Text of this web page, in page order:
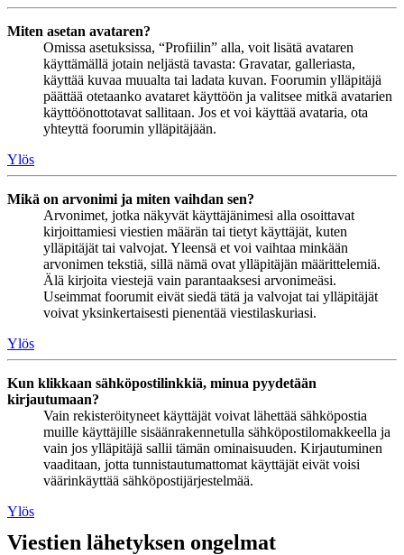
Miten asetan avataren?
Omissa asetuksissa, “Profiilin” alla, voit lisätä avataren
käyttämällä jotain neljästä tavasta: Gravatar, galleriasta,
käyttää kuvaa muualta tai ladata kuvan. Foorumin ylläpitäjä
päättää otetaanko avataret käyttöön ja valitsee mitkä avatarien
käyttöönottotavat sallitaan. Jos et voi käyttää avataria, ota
yhteyttä foorumin ylläpitäjään.
Ylös
Mikä on arvonimi ja miten vaihdan sen?
Arvonimet, jotka näkyvät käyttäjänimesi alla osoittavat
kirjoittamiesi viestien määrän tai tietyt käyttäjät, kuten
ylläpitäjät tai valvojat. Yleensä et voi vaihtaa minkään
arvonimen tekstiä, sillä nämä ovat ylläpitäjän määrittelemiä.
Älä kirjoita viestejä vain parantaaksesi arvonimeäsi.
Useimmat foorumit eivät siedä tätä ja valvojat tai ylläpitäjät
voivat yksinkertaisesti pienentää viestilaskuriasi.
Ylös
Kun klikkaan sähköpostilinkkiä, minua pyydetään
kirjautumaan?
Vain rekisteröityneet käyttäjät voivat lähettää sähköpostia
muille käyttäjille sisäänrakennetulla sähköpostilomakkeella ja
vain jos ylläpitäjä sallii tämän ominaisuuden. Kirjautuminen
vaaditaan, jotta tunnistautumattomat käyttäjät eivät voisi
väärinkäyttää sähköpostijärjestelmää.
Ylös
Viestien lähetyksen ongelmat